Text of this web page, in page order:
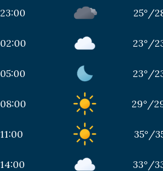
23:00 25° /
02:00 23° /
05:00 23° /
08:00 29° /
11:00 35° /
14:00 33° /